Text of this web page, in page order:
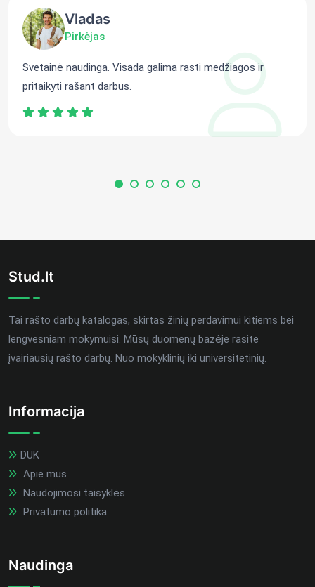
Vladas
Pirkėjas
Svetainė naudinga. Visada galima rasti medžiagos ir
pritaikyti rašant darbus.
Stud.lt
Tai rašto darbų katalogas, skirtas žinių perdavimui kitiems bei
lengvesniam mokymuisi. Mūsų duomenų bazėje rasite
įvairiausių rašto darbų. Nuo mokyklinių iki universitetinių.
Informacija
DUK
Apie mus
Naudojimosi taisyklės
Privatumo politika
Naudinga